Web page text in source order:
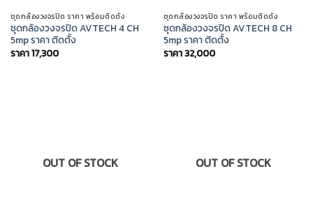
ชุดกล้องวงจรปิด ราคา พร้อมติดตั้ง
ชุดกล้องวงจรปิด AVTECH 4 CH
5mp ราคา ติดตั้ง
ราคา17,300
ชุดกล้องวงจรปิด ราคา พร้อมติดตั้ง
ชุดกล้องวงจรปิด AVTECH 8 CH
5mp ราคา ติดตั้ง
ราคา32,000
OUT OF STOCK OUT OF STOCK